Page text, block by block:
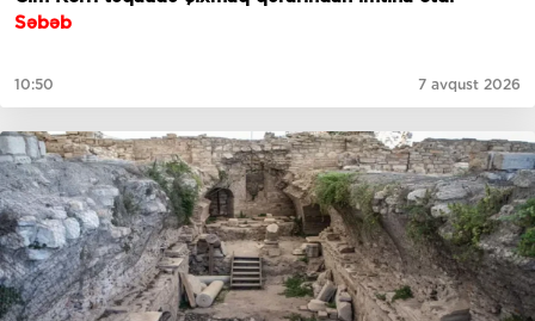
Səbəb
10:50 7 avqust 2026